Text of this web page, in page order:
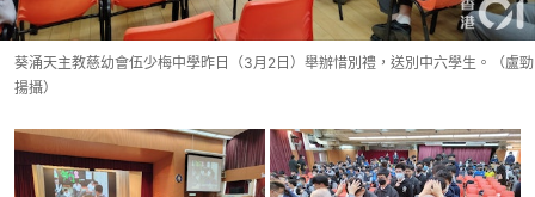
葵涌天主教慈幼會伍少梅中學昨日（3月2日）舉辦惜別禮，送別中六學生。（盧勁
揚攝）